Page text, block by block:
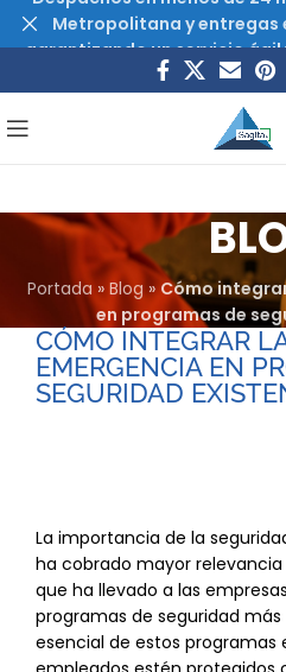
Portada» Blog»Cómo
en programas de
CÓMO INTEGRAR
EMERGENCIA EN
SEGURIDAD
La importancia de la
ha cobrado mayor
que ha llevado a las
programas de seguridad más
esencial de estos programas
Metropolitana y entregas
garantizando un servicio